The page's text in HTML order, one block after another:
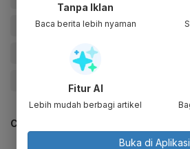
#Ekosistem Industri Kendaraan Listrik
#Update Me
CEK JUGA DATA INI
Tanpa Iklan
Baca berita lebih nyaman
Fitur AI
Lebih mudah berbagi artikel
Buka di Aplikasi